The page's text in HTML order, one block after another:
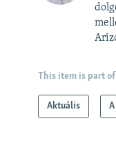
This item is part of
Aktuális